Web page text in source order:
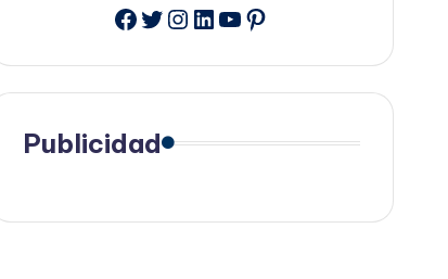
Facebook
Twitter
Instagram
LinkedIn
YouTube
Pinterest
Publicidad